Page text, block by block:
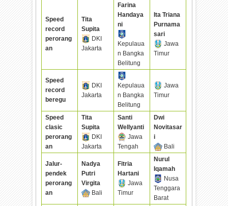
Speed
record
perorang
an
Tita
Supita
DKI
Jakarta
Farina
Handaya
ni
Kepulaua
n Bangka
Belitung
Ita Triana
Purnama
sari
Jawa
Timur
Speed
record
beregu
DKI
Jakarta
Kepulaua
n Bangka
Belitung
Jawa
Timur
Speed
clasic
perorang
an
Tita
Supita
DKI
Jakarta
Santi
Wellyanti
Jawa
Tengah
Dwi
Novitasar
i
Bali
Jalur-
pendek
perorang
an
Nadya
Putri
Virgita
Bali
Fitria
Hartani
Jawa
Timur
Nurul
Iqamah
Nusa
Tenggara
Barat